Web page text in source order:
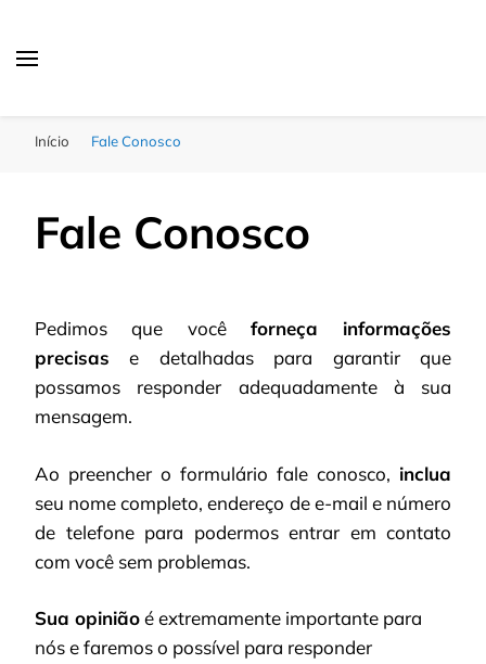
Início Fale Conosco
Fale Conosco
Pedimos que você forneça informações
precisas e detalhadas para garantir que
possamos responder adequadamente à sua
mensagem.
Ao preencher o formulário fale conosco, inclua
seu nome completo, endereço de e-mail e número
de telefone para podermos entrar em contato
com você sem problemas.
Sua opiniãoé extremamente importante para
nós e faremos o possível para responder